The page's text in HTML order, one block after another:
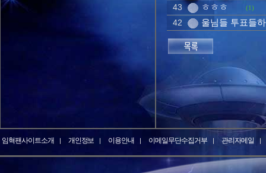
43 ㅎㅎㅎ (1)
42 울님들 투표들
임혁팬사이트소개 개인정보 이용안내 이메일무단수집거부 관리자메일